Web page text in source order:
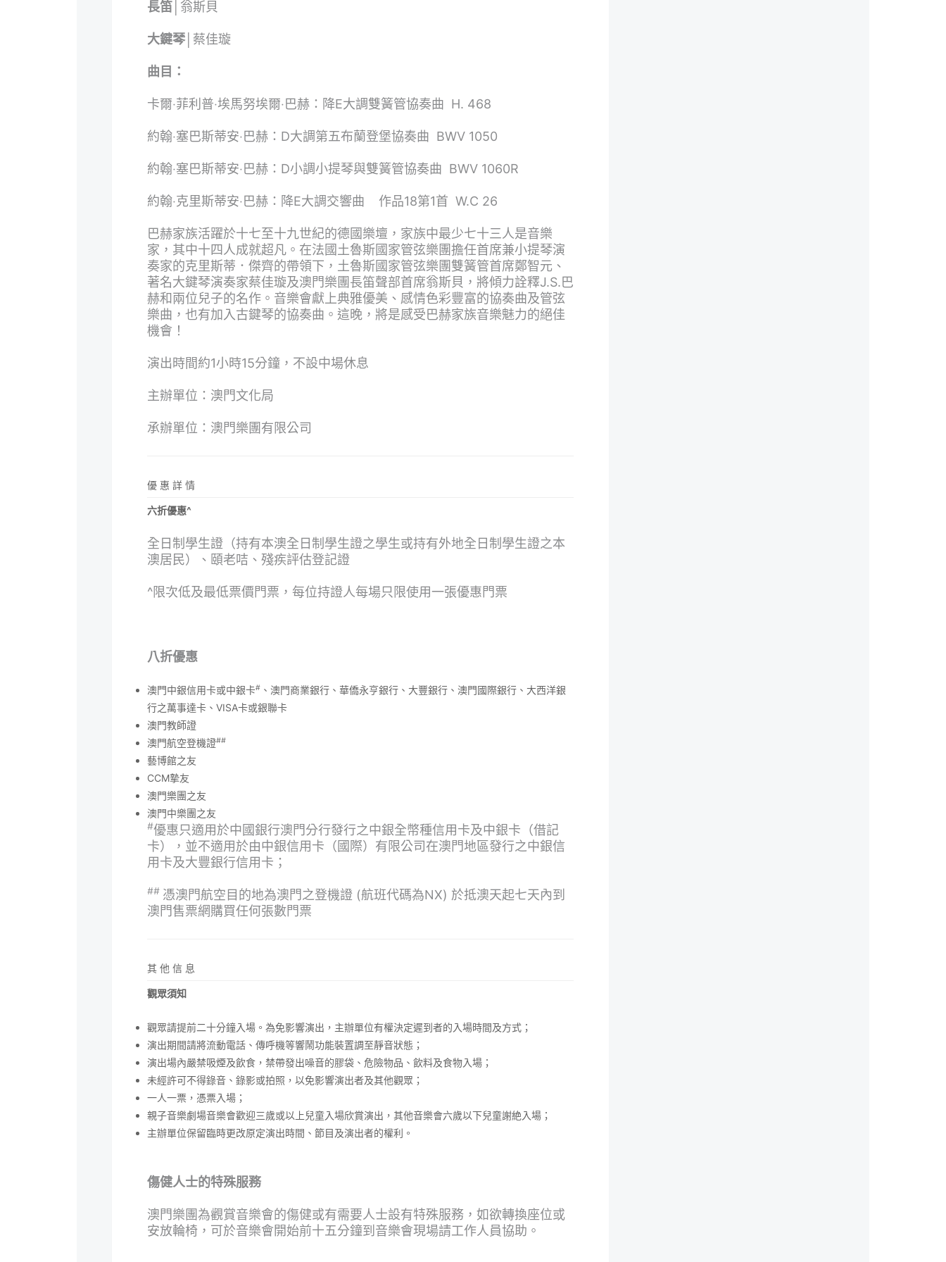
長笛│ 翁斯貝
大鍵琴│ 蔡佳璇
曲目：
卡爾‧菲利普‧埃馬努埃爾‧巴赫：降E大調雙簧管協奏曲 H. 468
約翰‧塞巴斯蒂安‧巴赫：D大調第五布蘭登堡協奏曲 BWV 1050
約翰‧塞巴斯蒂安‧巴赫：D小調小提琴與雙簧管協奏曲 BWV 1060R
約翰‧克里斯蒂安‧巴赫：降E大調交響曲 作品18第1首 W.C 26
巴赫家族活躍於十七至十九世紀的德國樂壇，家族中最少七十三人是音樂
家，其中十四人成就超凡。在法國土魯斯國家管弦樂團擔任首席兼小提琴演
奏家的克里斯蒂．傑齊的帶領下，土魯斯國家管弦樂團雙簧管首席鄭智元、
著名大鍵琴演奏家蔡佳璇及澳門樂團長笛聲部首席翁斯貝，將傾力詮釋J.S.巴
赫和兩位兒子的名作。音樂會獻上典雅優美、感情色彩豐富的協奏曲及管弦
樂曲，也有加入古鍵琴的協奏曲。這晚，將是感受巴赫家族音樂魅力的絕佳
機會！
演出時間約1小時15分鐘，不設中場休息
主辦單位：澳門文化局
承辦單位：澳門樂團有限公司
優 惠 詳 情
六折優惠^
全日制學生證（持有本澳全日制學生證之學生或持有外地全日制學生證之本
澳居民）、頤老咭、殘疾評估登記證
^限次低及最低票價門票，每位持證人每場只限使用一張優惠門票
八折優惠
澳門中銀信用卡或中銀卡# 、澳門商業銀行、華僑永亨銀行、大豐銀行、澳門國際銀行、大西洋銀
行之萬事達卡、VISA卡或銀聯卡
澳門教師證
澳門航空登機證##
藝博館之友
CCM摯友
澳門樂團之友
澳門中樂團之友
#優惠只適用於中國銀行澳門分行發行之中銀全幣種信用卡及中銀卡（借記
卡），並不適用於由中銀信用卡（國際）有限公司在澳門地區發行之中銀信
用卡及大豐銀行信用卡；
## 憑澳門航空目的地為澳門之登機證 (航班代碼為NX) 於抵澳天起七天內到
澳門售票網購買任何張數門票
其 他 信 息
觀眾須知
觀眾請提前二十分鐘入場。為免影響演出，主辦單位有權決定遲到者的入場時間及方式；
演出期間請將流動電話、傳呼機等響鬧功能裝置調至靜音狀態；
演出場內嚴禁吸煙及飲食，禁帶發出噪音的膠袋、危險物品、飲料及食物入場；
未經許可不得錄音、錄影或拍照，以免影響演出者及其他觀眾；
一人一票，憑票入場；
親子音樂劇場音樂會歡迎三歲或以上兒童入場欣賞演出，其他音樂會六歲以下兒童謝絶入場；
主辦單位保留臨時更改原定演出時間、節目及演出者的權利。
傷健人士的特殊服務
澳門樂團為觀賞音樂會的傷健或有需要人士設有特殊服務，如欲轉換座位或
安放輪椅，可於音樂會開始前十五分鐘到音樂會現場請工作人員協助。